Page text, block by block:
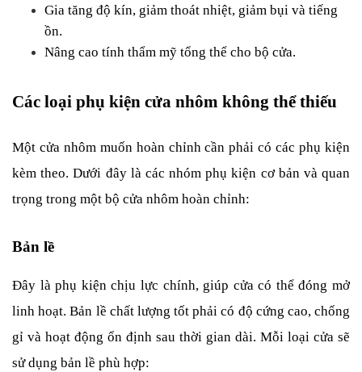
Gia tăng độ kín, giảm thoát nhiệt, giảm bụi và tiếng
ồn.
Nâng cao tính thẩm mỹ tổng thể cho bộ cửa.
Các loại phụ kiện cửa nhôm không thể thiếu
Một cửa nhôm muốn hoàn chỉnh cần phải có các phụ kiện
kèm theo. Dưới đây là các nhóm phụ kiện cơ bản và quan
trọng trong một bộ cửa nhôm hoàn chỉnh:
Bản lề
Đây là phụ kiện chịu lực chính, giúp cửa có thể đóng mở
linh hoạt. Bản lề chất lượng tốt phải có độ cứng cao, chống
gỉ và hoạt động ổn định sau thời gian dài. Mỗi loại cửa sẽ
sử dụng bản lề phù hợp: